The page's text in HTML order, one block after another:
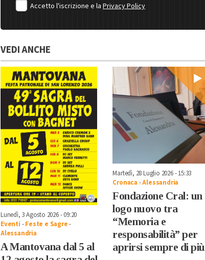
Accetto l'iscrizione e la Privacy Policy
VEDI ANCHE
Lunedì, 3 Agosto 2026 - 09:20
Eventi -Feste e Sagre-
Alessandria
A Mantovana dal 5 al
Martedì, 28 Luglio 2026 - 15:33
Cronaca -Alessandria
Fondazione Cral: un
logo nuovo tra
“Memoria e
responsabilità” per
aprirsi sempre di più